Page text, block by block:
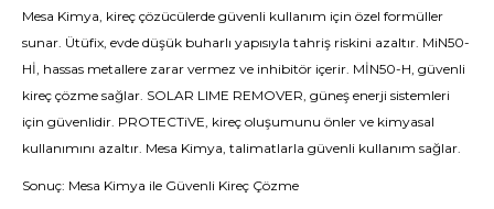
Mesa Kimya, kireç çözücülerde güvenli kullanım için özel formüller
sunar. Ütüfix, evde düşük buharlı yapısıyla tahriş riskini azaltır. MiN50-
Hİ, hassas metallere zarar vermez ve inhibitör içerir. MİN50-H, güvenli
kireç çözme sağlar. SOLAR LIME REMOVER, güneş enerji sistemleri
için güvenlidir. PROTECTiVE, kireç oluşumunu önler ve kimyasal
kullanımını azaltır. Mesa Kimya, talimatlarla güvenli kullanım sağlar.
Sonuç: Mesa Kimya ile Güvenli Kireç Çözme